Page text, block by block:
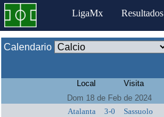
LigaMx Resultados
Calendario
Local Visita
Dom 18 de Feb de 2024
Atalanta
3-0 Sassuolo